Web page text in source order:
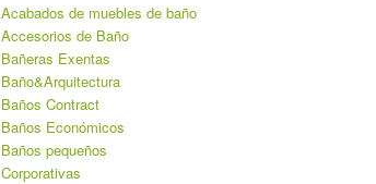
Acabados de muebles de baño
Accesorios de Baño
Bañeras Exentas
Baño&Arquitectura
Baños Contract
Baños Económicos
Baños pequeños
Corporativas